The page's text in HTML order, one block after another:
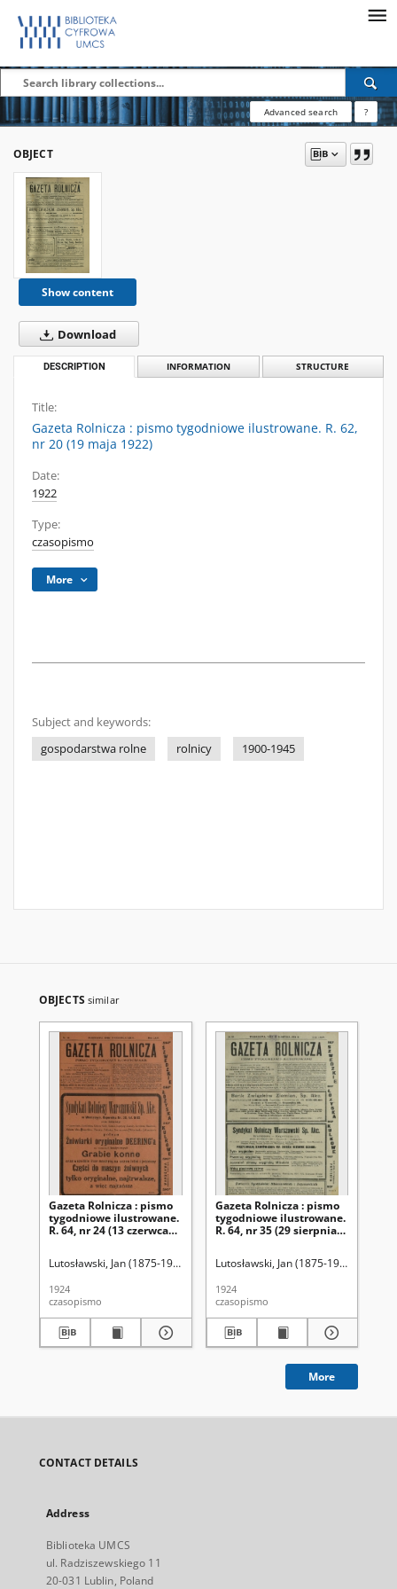
Advanced search ?
OBJECT
Show content
Download
DESCRIPTION INFORMATION STRUCTURE
Title:
Gazeta Rolnicza : pismo tygodniowe ilustrowane. R. 62,
nr 20 (19 maja 1922)
Date:
1922
Type:
czasopismo
More
Subject and keywords:
gospodarstwa rolne
rolnicy 1900-1945
OBJECTS similar
Gazeta Rolnicza : pismo
tygodniowe ilustrowane.
R. 64, nr 24 (13 czerwca
Lutosławski, Jan (1875-1950). Red.
1924
czasopismo
Gazeta Rolnicza : pismo
tygodniowe ilustrowane.
R. 64, nr 35 (29 sierpnia
Lutosławski, Jan (1875-1950). Red.
1924
czasopismo
More
CONTACT DETAILS
Address
Biblioteka UMCS
ul. Radziszewskiego 11
20-031 Lublin, Poland